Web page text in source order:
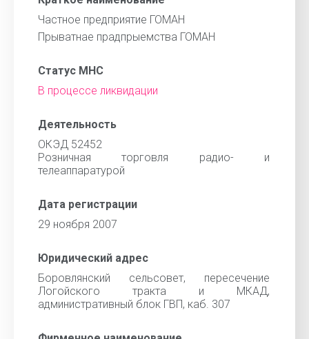
Частное предприятие ГОМАН
Прыватнае прадпрыемства ГОМАН
Статус МНС
В процессе ликвидации
Деятельность
ОКЭД 52452
Розничная торговля радио- и
телеаппаратурой
Дата регистрации
29 ноября 2007
Юридический адрес
Боровлянский сельсовет, пересечение
Логойского тракта и МКАД,
административный блок ГВП, каб. 307